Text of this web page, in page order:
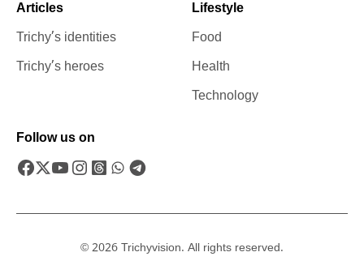
Articles
Trichy’s identities
Trichy’s heroes
Lifestyle
Food
Health
Technology
Follow us on
© 2026 Trichyvision. All rights reserved.